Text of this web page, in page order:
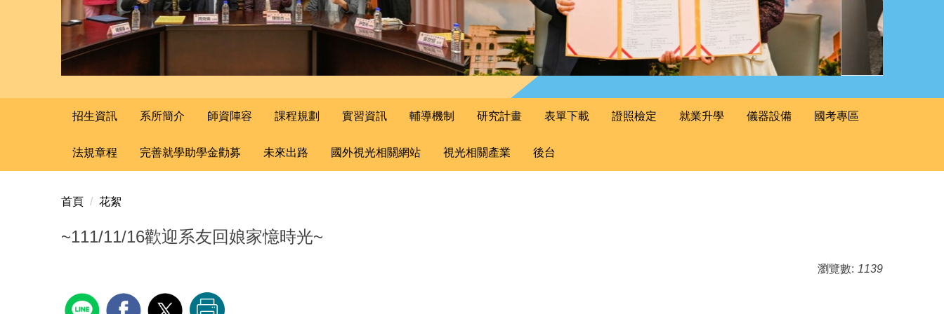
招生資訊 系所簡介 師資陣容 課程規劃 實習資訊 輔導機制 研究計畫 表單下載 證照檢定 就業升學 儀器設備 國考專區
法規章程 完善就學助學金勸募 未來出路 國外視光相關網站 視光相關產業 後台
首頁 花絮
~111/11/16歡迎系友回娘家憶時光~
瀏覽數: 1139